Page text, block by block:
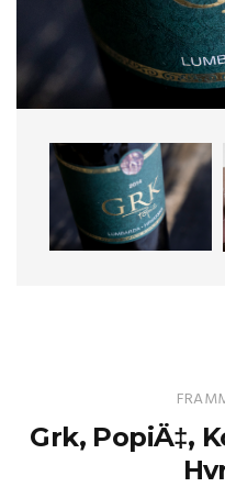
Grk, PopiÄ‡,